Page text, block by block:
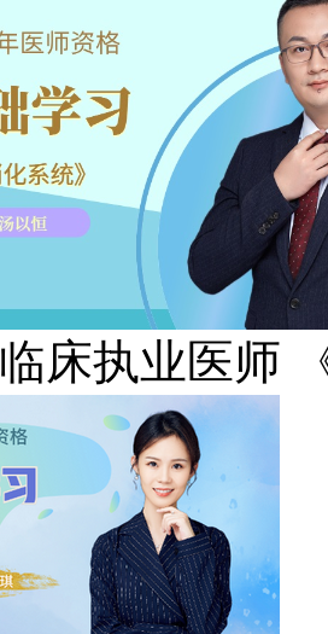
临床执业医师